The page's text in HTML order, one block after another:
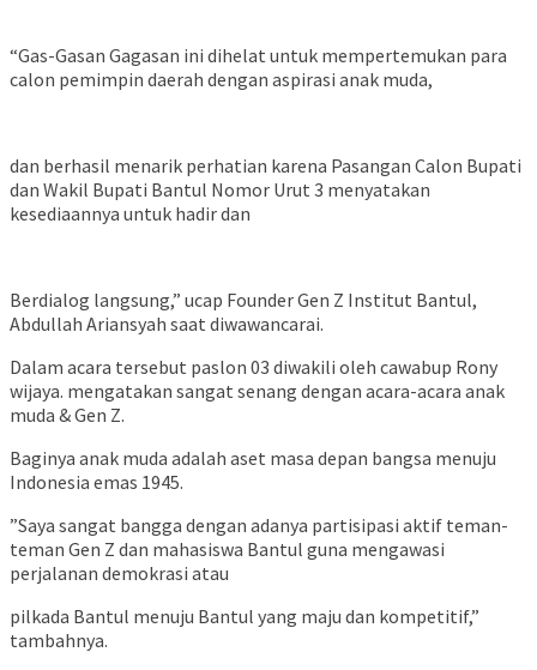
“Gas-Gasan Gagasan ini dihelat untuk mempertemukan para
calon pemimpin daerah dengan aspirasi anak muda,
dan berhasil menarik perhatian karena Pasangan Calon Bupati
dan Wakil Bupati Bantul Nomor Urut 3 menyatakan
kesediaannya untuk hadir dan
Berdialog langsung,” ucap Founder Gen Z Institut Bantul,
Abdullah Ariansyah saat diwawancarai.
Dalam acara tersebut paslon 03 diwakili oleh cawabup Rony
wijaya. mengatakan sangat senang dengan acara-acara anak
muda & Gen Z.
Baginya anak muda adalah aset masa depan bangsa menuju
Indonesia emas 1945.
”Saya sangat bangga dengan adanya partisipasi aktif teman-
teman Gen Z dan mahasiswa Bantul guna mengawasi
perjalanan demokrasi atau
pilkada Bantul menuju Bantul yang maju dan kompetitif,”
tambahnya.